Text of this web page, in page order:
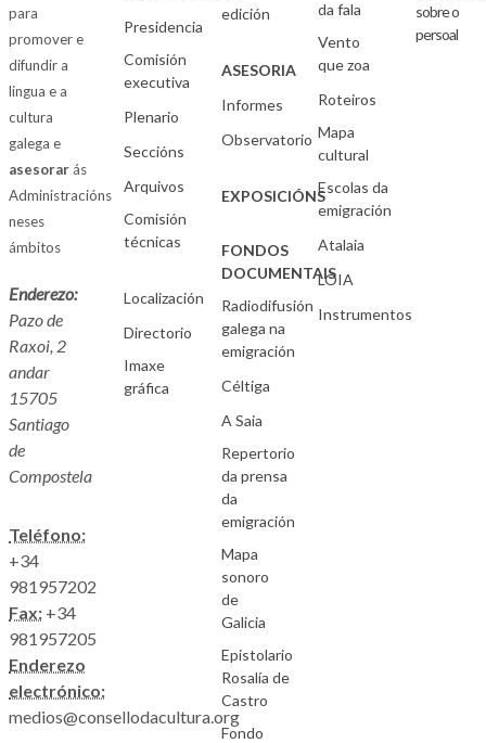
para
promover e
difundir a
lingua e a
cultura
galega e
asesorarás
Administracións
neses
ámbitos
Enderezo:
Pazo de
Raxoi, 2
andar
15705
Santiago
de
Compostela
Teléfono:
+34
981957202
Fax: +34
981957205
Enderezo
electrónico:
medios@consellodacultura.org
Presidencia
Comisión
executiva
Plenario
Seccións
Arquivos
Comisión
técnicas
Localización
Directorio
Imaxe
gráfica
edición
ASESORIA
Informes
Observatorio
EXPOSICIÓNS
FONDOS
DOCUMENTAIS
Radiodifusión
galega na
emigración
Céltiga
A Saia
Repertorio
da prensa
da
emigración
Mapa
sonoro
de
Galicia
Epistolario
Rosalía de
Castro
Fondo
da fala
Vento
que zoa
Roteiros
Mapa
cultural
Escolas da
emigración
Atalaia
LOIA
Instrumentos
sobre o
persoal